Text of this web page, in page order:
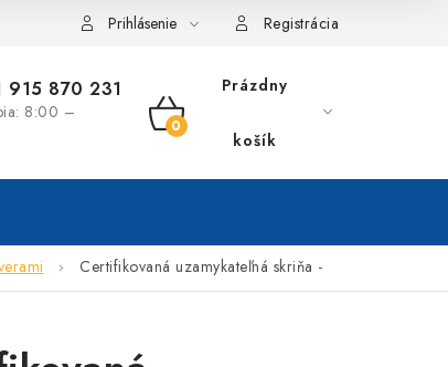
Prihlásenie Registrácia
915 870 231
8:00 –
NÁKUPNÝ
Prázdny
košík
Certifikovaná uzamykateľná skriňa -